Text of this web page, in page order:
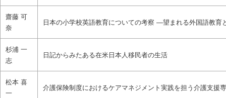
齋藤 可
奈
日本の小学校英語教育についての考察 ―望まれる外国語教
杉浦 一
志
日記からみたある在米日本人移民者の生活
松本 喜
一
介護保険制度におけるケアマネジメント実践を担う介護支援